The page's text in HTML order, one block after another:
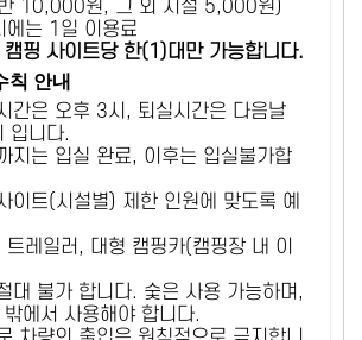
10,000원, 그 외 시설 5,000원)
는 1일 이용료
핑 사이트당 한(1)대만 가능합니다.
칙 안내
간은 오후 3시, 퇴실시간은 다음날
입니다.
는 입실 완료, 이후는 입실불가합
이트(시설별) 제한 인원에 맞도록 예
레일러, 대형 캠핑카(캠핑장 내 이
대 불가 합니다. 숯은 사용 가능하며,
에서 사용해야 합니다.